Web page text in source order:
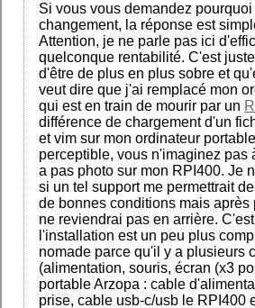
Si vous vous demandez pourquoi
changement, la réponse est
Attention, je ne parle pas ici
quelconque rentabilité. C'est
d'être de plus en plus sobre et
veut dire que j'ai remplacé mon
qui est en train de mourir par un
différence de chargement d'un
et vim sur mon ordinateur
perceptible, vous n'imaginez pas
a pas photo sur mon RPI400. Je
si un tel support me permettrait
de bonnes conditions mais après
ne reviendrai pas en arrière.
l'installation est un peu plus
nomade parce qu'il y a plusieurs
(alimentation, souris, écran (x3
portable Arzopa : cable
prise, cable usb-c/usb le RPI400